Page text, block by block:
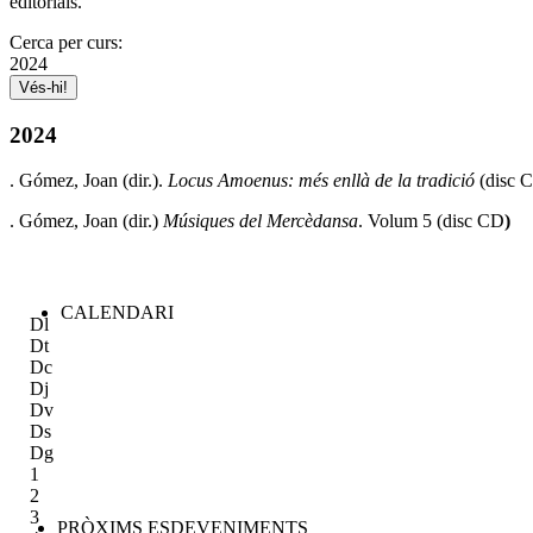
Cerca per curs:
2024
2024
. Gómez, Joan (dir.). Locus Amoenus: més enllà de la tradició (disc
. Gómez, Joan (dir.) Músiques del Mercèdansa. Volum 5 (disc CD)
CALENDARI
Dl
Dt
Dc
Dj
Dv
Ds
Dg
1
2
3
PRÒXIMS ESDEVENIMENTS